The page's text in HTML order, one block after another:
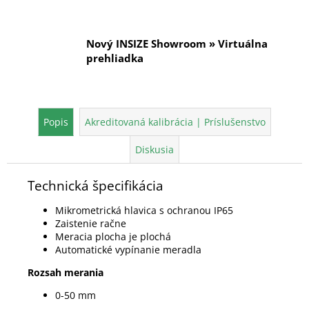
Nový INSIZE Showroom » Virtuálna
prehliadka
Popis Akreditovaná kalibrácia | Príslušenstvo
Diskusia
Technická špecifikácia
Mikrometrická hlavica s ochranou IP65
Zaistenie račne
Meracia plocha je plochá
Automatické vypínanie meradla
Rozsah merania
0-50 mm